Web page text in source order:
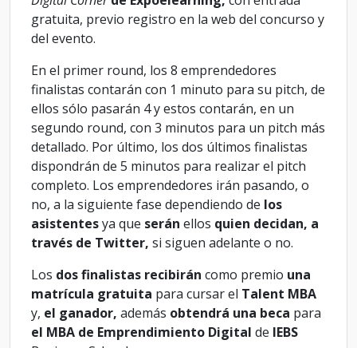
gratuita, previo registro en la web del concurso y
del evento.
En el primer round, los 8 emprendedores
finalistas contarán con 1 minuto para su pitch, de
ellos sólo pasarán 4 y estos contarán, en un
segundo round, con 3 minutos para un pitch más
detallado. Por último, los dos últimos finalistas
dispondrán de 5 minutos para realizar el pitch
completo. Los emprendedores irán pasando, o
no, a la siguiente fase dependiendo de los
asistentesya que serán ellos quien decidan, a
través de Twitter, si siguen adelante o no.
Los dos finalistas recibirán como premio una
matrícula gratuita para cursar el Talent MBA
y, el ganador, además obtendrá una beca para
el MBA de Emprendimiento Digital de IEBS